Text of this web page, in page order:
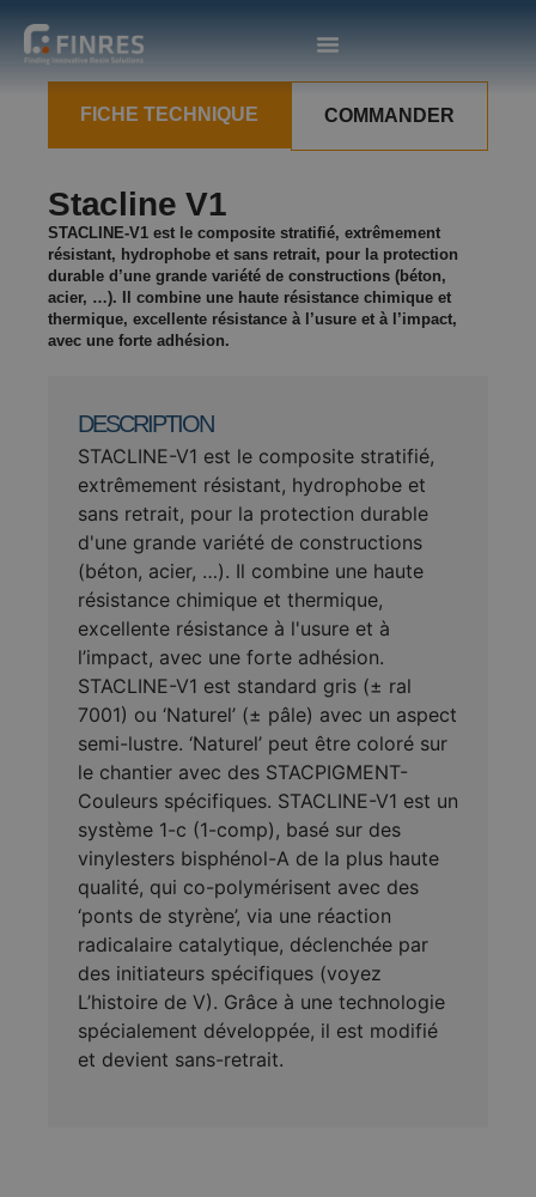
FICHE TECHNIQUE COMMANDER
Stacline V1
STACLINE-V1 est le composite stratifié, extrêmement
résistant, hydrophobe et sans retrait, pour la protection
durable d’une grande variété de constructions (béton,
acier, …). Il combine une haute résistance chimique et
thermique, excellente résistance à l’usure et à l’impact,
avec une forte adhésion.
DESCRIPTION
STACLINE-V1 est le composite stratifié,
extrêmement résistant, hydrophobe et
sans retrait, pour la protection durable
d'une grande variété de constructions
(béton, acier, …). Il combine une haute
résistance chimique et thermique,
excellente résistance à l'usure et à
l’impact, avec une forte adhésion.
STACLINE-V1 est standard gris (± ral
7001) ou ‘Naturel’ (± pâle) avec un aspect
semi-lustre. ‘Naturel’ peut être coloré sur
le chantier avec des STACPIGMENT-
Couleurs spécifiques. STACLINE-V1 est un
système 1-c (1-comp), basé sur des
vinylesters bisphénol-A de la plus haute
qualité, qui co-polymérisent avec des
‘ponts de styrène’, via une réaction
radicalaire catalytique, déclenchée par
des initiateurs spécifiques (voyez
L’histoire de V). Grâce à une technologie
spécialement développée, il est modifié
et devient sans-retrait.